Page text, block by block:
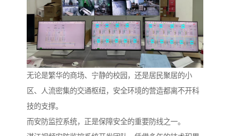
无论是繁华的商场、宁静的校园，还是居民聚居的小
区、人流密集的交通枢纽，安全环境的营造都离不开科
技的支撑。
而安防监控系统，正是保障安全的重要防线之一。